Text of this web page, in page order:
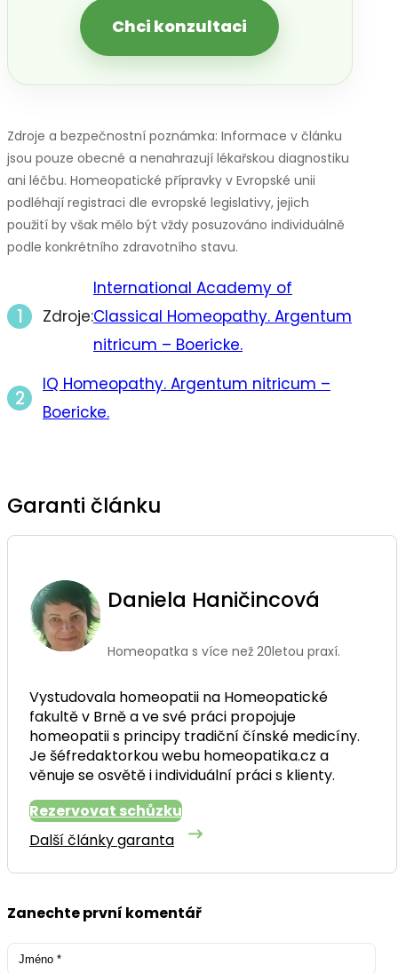
Chci konzultaci
Zdroje a bezpečnostní poznámka: Informace v článku
jsou pouze obecné a nenahrazují lékařskou diagnostiku
ani léčbu. Homeopatické přípravky v Evropské unii
podléhají registraci dle evropské legislativy, jejich
použití by však mělo být vždy posuzováno individuálně
podle konkrétního zdravotního stavu.
Zdroje:
International Academy of
Classical Homeopathy. Argentum
nitricum – Boericke.
IQ Homeopathy. Argentum nitricum –
Boericke.
Garanti článku
Daniela Haničincová
Homeopatka s více než 20letou praxí.
Vystudovala homeopatii na Homeopatické
fakultě v Brně a ve své práci propojuje
homeopatii s principy tradiční čínské medicíny.
Je šéfredaktorkou webu homeopatika.cz a
věnuje se osvětě i individuální práci s klienty.
Rezervovat schůzku
Další články garanta
Zanechte první komentář